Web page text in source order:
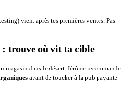
vient après tes premières ventes. Pas
trouve où vit ta cible
magasin dans le désert. Jérôme recommande
avant de toucher à la pub payante —